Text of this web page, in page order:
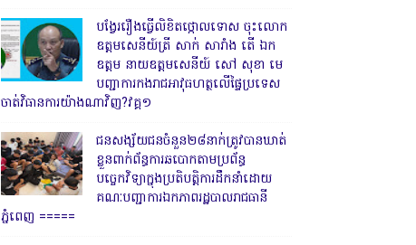
បង្វែររឿងធ្វើលិខិតថ្កោលទោស ចុះលោក
ឧត្តមសេនីយ៍ត្រី សាក់ សារាំង តើ ឯក
ឧត្តម នាយឧត្តមសេនីយ៍ សៅ សុខា មេ
បញ្ជាការកងរាជអាវុធហត្ថលើផ្ទៃប្រទេស
ចាត់វិធានការយ៉ាងណាវិញ?វគ្គ១
ជនសង្ស័យជនចំនួន២៨នាក់ត្រូវបានឃាត់
ខ្លួនពាក់ព័ន្ធការឆបោកតាមប្រព័ន្ធ
បច្ចេកវិទ្យាក្នុងប្រតិបត្តិការដឹកនាំដោយ
គណៈបញ្ជាការឯកភាពរដ្ឋបាលរាជធានី
ភ្នំពេញ ‎=====